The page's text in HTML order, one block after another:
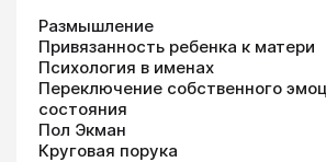
Размышление
Привязанность ребенка к матери
Психология в именах
Переключение собственного
состояния
Пол Экман
Круговая порука